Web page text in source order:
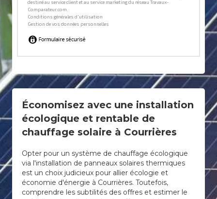
Économisez avec une installation
écologique et rentable de
chauffage solaire à Courrières
Opter pour un système de chauffage écologique
via l'installation de panneaux solaires thermiques
est un choix judicieux pour allier écologie et
économie d'énergie à Courrières. Toutefois,
comprendre les subtilités des offres et estimer le